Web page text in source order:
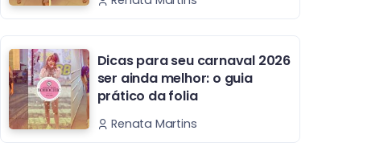
Dicas para seu carnaval 2026
ser ainda melhor: o guia
prático da folia
Renata Martins